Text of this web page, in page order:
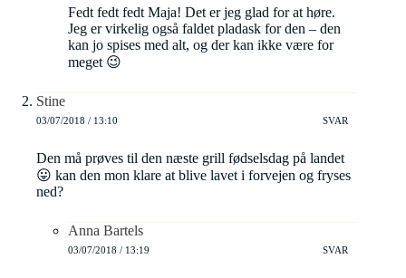
Fedt fedt fedt Maja! Det er jeg glad for at høre.
Jeg er virkelig også faldet pladask for den – den
kan jo spises med alt, og der kan ikke være for
meget 😉
Stine
03/07/2018 / 13:10 SVAR
Den må prøves til den næste grill fødselsdag på landet
😛 kan den mon klare at blive lavet i forvejen og fryses
ned?
Anna Bartels
03/07/2018 / 13:19 SVAR